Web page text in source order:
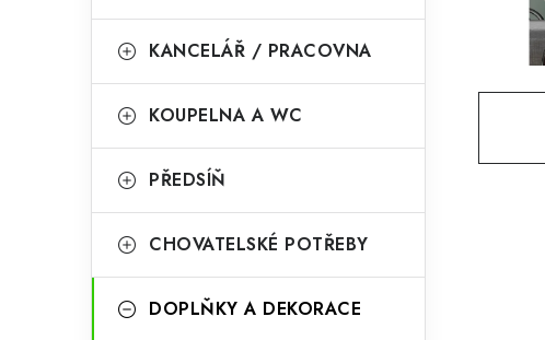
n
n
p
e
i
KANCELÁŘ / PRACOVNA
KOUPELNA A WC
PŘEDSÍŇ
CHOVATELSKÉ POTŘEBY
DOPLŇKY A DEKORACE